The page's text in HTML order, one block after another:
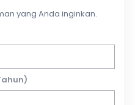
yang Anda inginkan.